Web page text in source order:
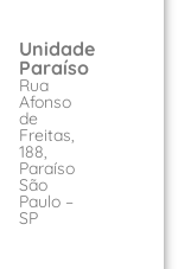
Unidade
Paraíso
Rua
Afonso
de
Freitas,
188,
Paraíso
São
Paulo –
SP